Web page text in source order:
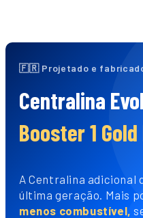
🇫🇷 Projetado e
Centralina
Booster 1
A Centralina adicional
última geração. Mais
menos combustível,